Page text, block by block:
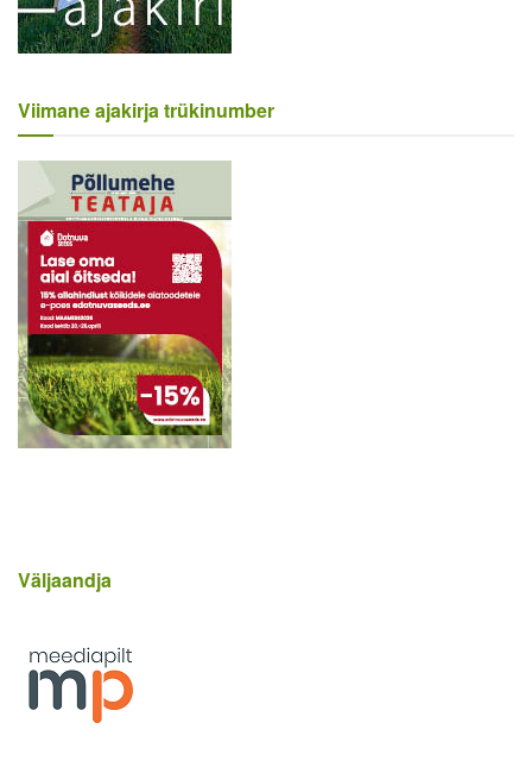
Viimane ajakirja trükinumber
Väljaandja